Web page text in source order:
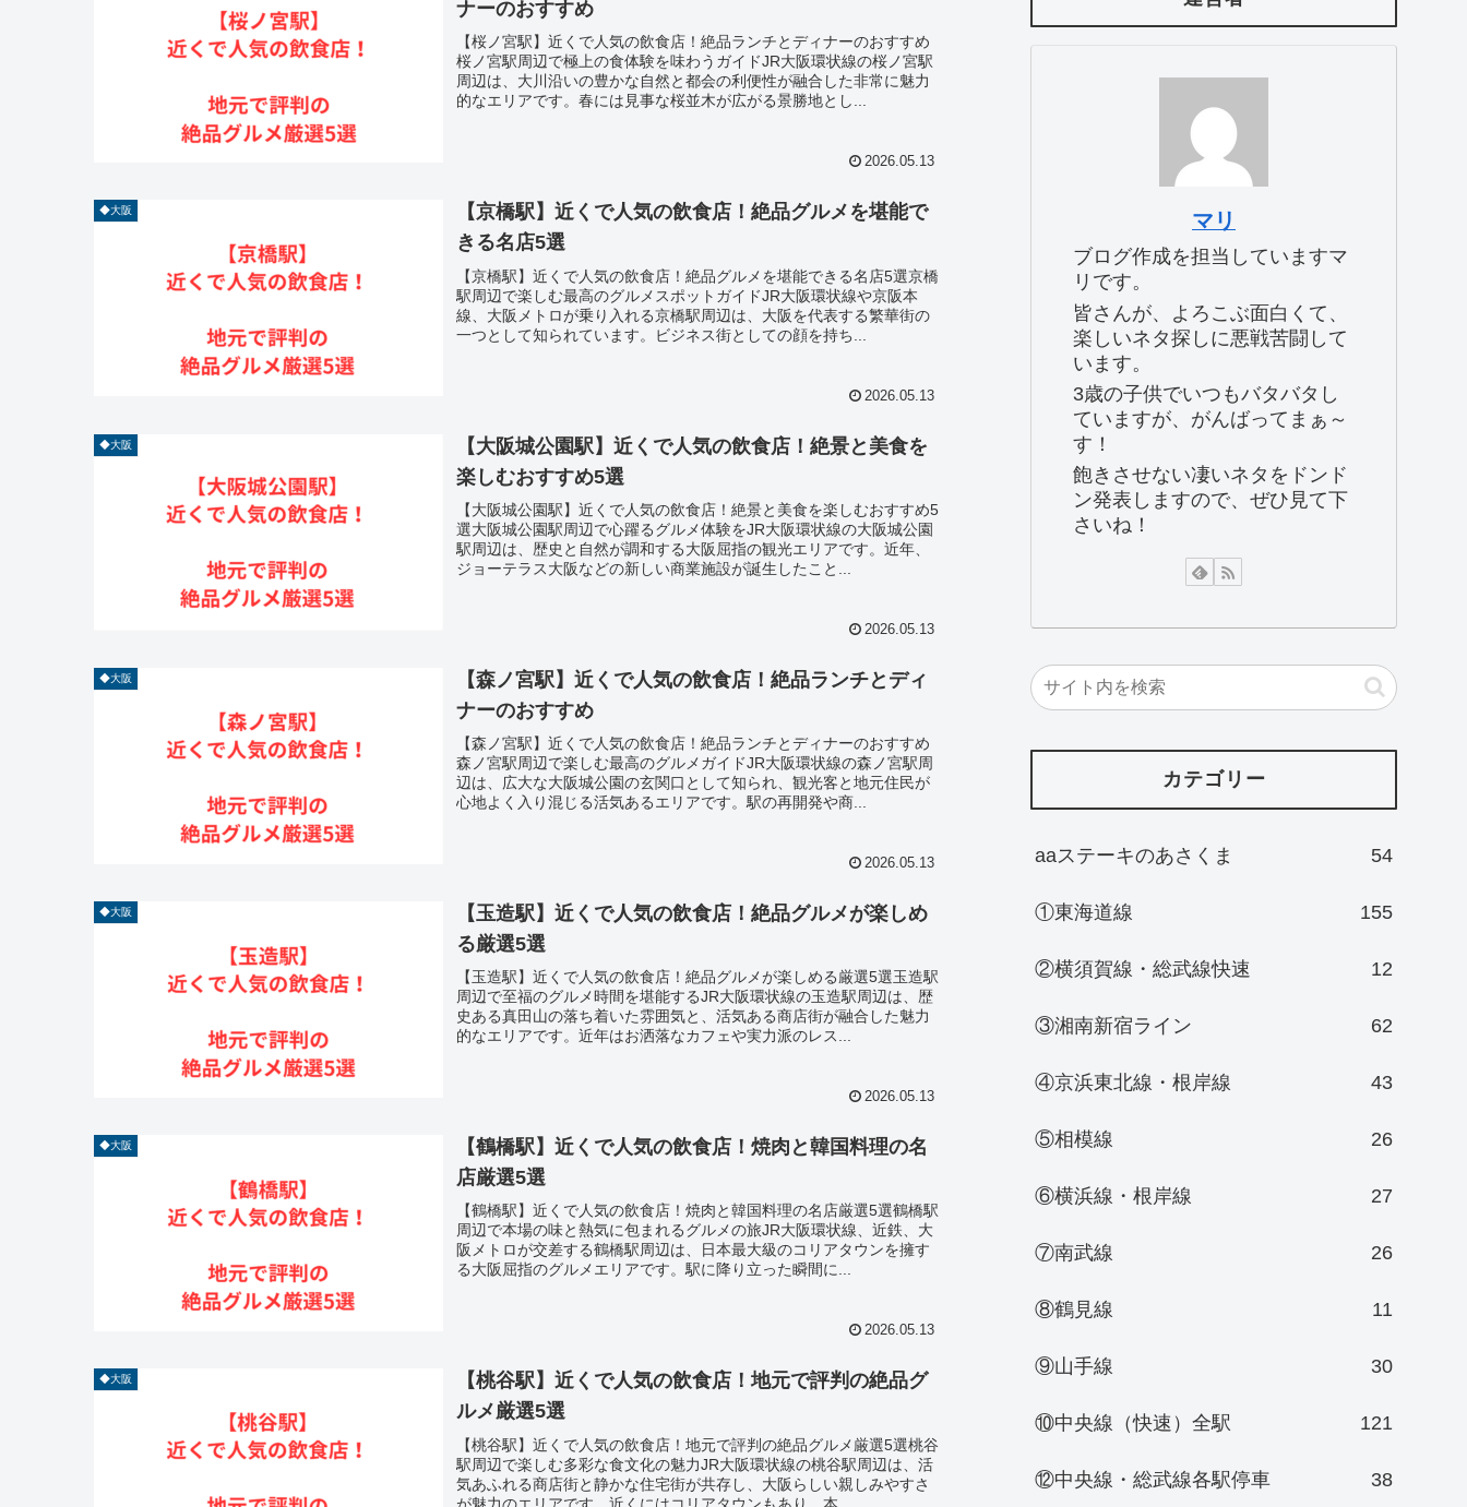
ナーのおすすめ
【桜ノ宮駅】近くで人気の飲食店！絶品ランチとディナーのおすすめ
桜ノ宮駅周辺で極上の食体験を味わうガイドJR大阪環状線の桜ノ宮駅
周辺は、大川沿いの豊かな自然と都会の利便性が融合した非常に魅力
的なエリアです。春には見事な桜並木が広がる景勝地とし...
2026.05.13
◆大阪
【京橋駅】近くで人気の飲食店！絶品グルメを堪能で
きる名店5選
【京橋駅】近くで人気の飲食店！絶品グルメを堪能できる名店5選京橋
駅周辺で楽しむ最高のグルメスポットガイドJR大阪環状線や京阪本
線、大阪メトロが乗り入れる京橋駅周辺は、大阪を代表する繁華街の
一つとして知られています。ビジネス街としての顔を持ち...
2026.05.13
◆大阪
【大阪城公園駅】近くで人気の飲食店！絶景と美食を
楽しむおすすめ5選
【大阪城公園駅】近くで人気の飲食店！絶景と美食を楽しむおすすめ5
選大阪城公園駅周辺で心躍るグルメ体験をJR大阪環状線の大阪城公園
駅周辺は、歴史と自然が調和する大阪屈指の観光エリアです。近年、
ジョーテラス大阪などの新しい商業施設が誕生したこと...
2026.05.13
◆大阪
【森ノ宮駅】近くで人気の飲食店！絶品ランチとディ
ナーのおすすめ
【森ノ宮駅】近くで人気の飲食店！絶品ランチとディナーのおすすめ
森ノ宮駅周辺で楽しむ最高のグルメガイドJR大阪環状線の森ノ宮駅周
辺は、広大な大阪城公園の玄関口として知られ、観光客と地元住民が
心地よく入り混じる活気あるエリアです。駅の再開発や商...
2026.05.13
◆大阪
【玉造駅】近くで人気の飲食店！絶品グルメが楽しめ
る厳選5選
【玉造駅】近くで人気の飲食店！絶品グルメが楽しめる厳選5選玉造駅
周辺で至福のグルメ時間を堪能するJR大阪環状線の玉造駅周辺は、歴
史ある真田山の落ち着いた雰囲気と、活気ある商店街が融合した魅力
的なエリアです。近年はお洒落なカフェや実力派のレス...
2026.05.13
◆大阪
【鶴橋駅】近くで人気の飲食店！焼肉と韓国料理の名
店厳選5選
【鶴橋駅】近くで人気の飲食店！焼肉と韓国料理の名店厳選5選鶴橋駅
周辺で本場の味と熱気に包まれるグルメの旅JR大阪環状線、近鉄、大
阪メトロが交差する鶴橋駅周辺は、日本最大級のコリアタウンを擁す
る大阪屈指のグルメエリアです。駅に降り立った瞬間に...
2026.05.13
◆大阪
【桃谷駅】近くで人気の飲食店！地元で評判の絶品グ
ルメ厳選5選
【桃谷駅】近くで人気の飲食店！地元で評判の絶品グルメ厳選5選桃谷
駅周辺で楽しむ多彩な食文化の魅力JR大阪環状線の桃谷駅周辺は、活
気あふれる商店街と静かな住宅街が共存し、大阪らしい親しみやすさ
が魅力のエリアです。近くにはコリアタウンもあり、本...
マリ
ブログ作成を担当していますマ
リです。
皆さんが、よろこぶ面白くて、
楽しいネタ探しに悪戦苦闘して
います。
3歳の子供でいつもバタバタし
ていますが、がんばってまぁ～
す！
飽きさせない凄いネタをドンド
ン発表しますので、ぜひ見て下
さいね！
カテゴリー
aaステーキのあさくま 54
①東海道線 155
②横須賀線・総武線快速 12
③湘南新宿ライン 62
④京浜東北線・根岸線 43
⑤相模線 26
⑥横浜線・根岸線 27
⑦南武線 26
⑧鶴見線 11
⑨山手線 30
⑩中央線（快速）全駅 121
⑫中央線・総武線各駅停車 38